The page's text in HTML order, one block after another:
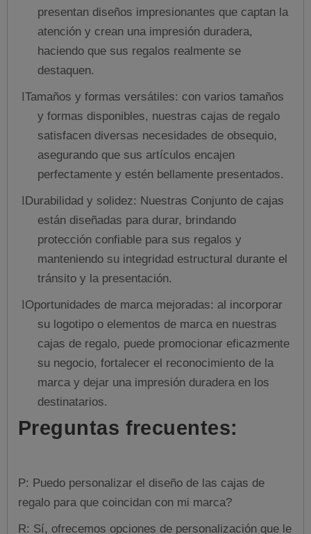
presentan diseños impresionantes que captan la
atención y crean una impresión duradera,
haciendo que sus regalos realmente se
destaquen.
lTamaños y formas versátiles: con varios tamaños
y formas disponibles, nuestras cajas de regalo
satisfacen diversas necesidades de obsequio,
asegurando que sus artículos encajen
perfectamente y estén bellamente presentados.
lDurabilidad y solidez: Nuestras Conjunto de cajas
están diseñadas para durar, brindando
protección confiable para sus regalos y
manteniendo su integridad estructural durante el
tránsito y la presentación.
lOportunidades de marca mejoradas: al incorporar
su logotipo o elementos de marca en nuestras
cajas de regalo, puede promocionar eficazmente
su negocio, fortalecer el reconocimiento de la
marca y dejar una impresión duradera en los
destinatarios.
Preguntas frecuentes:
P: Puedo personalizar el diseño de las cajas de
regalo para que coincidan con mi marca?
R: Sí, ofrecemos opciones de personalización que le